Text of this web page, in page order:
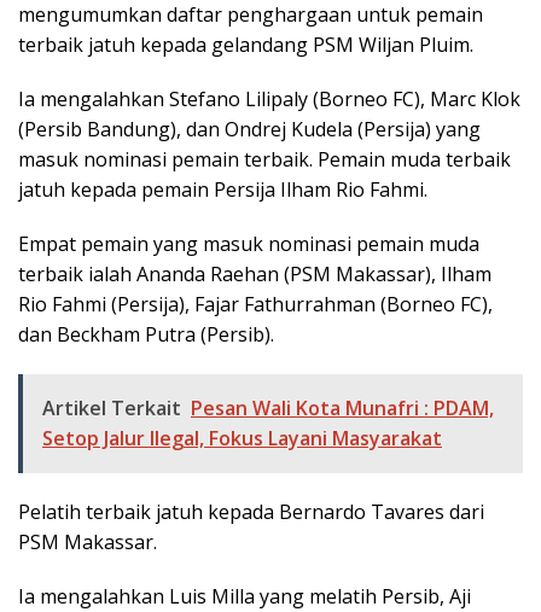
mengumumkan daftar penghargaan untuk pemain
terbaik jatuh kepada gelandang PSM Wiljan Pluim.
Ia mengalahkan Stefano Lilipaly (Borneo FC), Marc Klok
(Persib Bandung), dan Ondrej Kudela (Persija) yang
masuk nominasi pemain terbaik. Pemain muda terbaik
jatuh kepada pemain Persija Ilham Rio Fahmi.
Empat pemain yang masuk nominasi pemain muda
terbaik ialah Ananda Raehan (PSM Makassar), Ilham
Rio Fahmi (Persija), Fajar Fathurrahman (Borneo FC),
dan Beckham Putra (Persib).
Artikel Terkait Pesan Wali Kota Munafri : PDAM,
Setop Jalur Ilegal, Fokus Layani Masyarakat
Pelatih terbaik jatuh kepada Bernardo Tavares dari
PSM Makassar.
Ia mengalahkan Luis Milla yang melatih Persib, Aji